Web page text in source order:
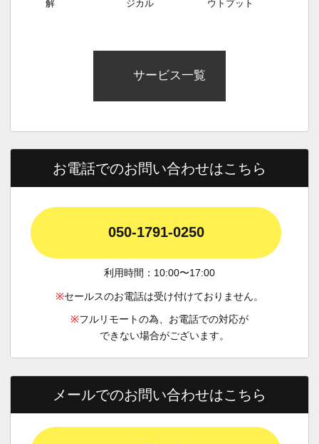
サービス一覧
お電話でのお問い合わせはこちら
050-1791-0250
利用時間：10:00〜17:00
※セールスのお電話は受け付けておりません。
※フルリモートの為、お電話での対応が
できない場合がございます。
メールでのお問い合わせはこちら